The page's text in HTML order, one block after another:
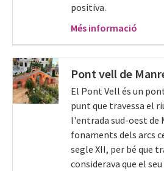
positiva.
Més informació
Pont vell de
El Pont Vell és un
punt que travessa el
l'entrada sud-oest de
fonaments dels arcs
segle XII, per bé que
considerava que el